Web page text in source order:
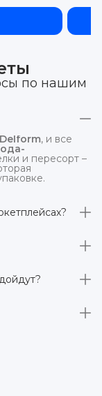
по нашим
, и все
и пересорт –
этого срока
– заменим
причин –
Если коврик не